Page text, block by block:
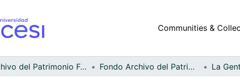
Communities &
Archivo del Patrimonio Fotográfico y Fílmico del Valle del Cauca Fondo Archivo del Patrimonio Fotográfico y Fílmico del Valle del Cauca La